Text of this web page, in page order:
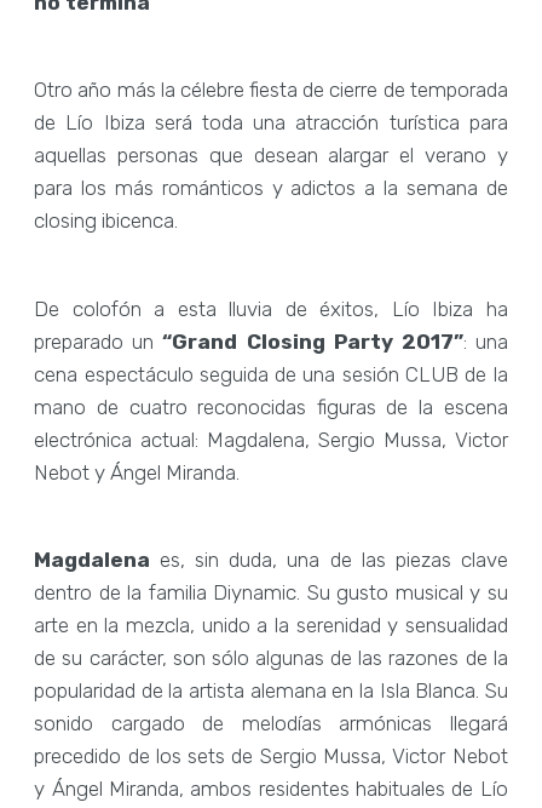
Otro año más la célebre fiesta de cierre de temporada
de Lío Ibiza será toda una atracción turística para
aquellas personas que desean alargar el verano y
para los más románticos y adictos a la semana de
closing ibicenca.
De colofón a esta lluvia de éxitos, Lío Ibiza ha
preparado un“Grand Closing Party 2017”: una
cena espectáculo seguida de una sesión CLUB de la
mano de cuatro reconocidas figuras de la escena
electrónica actual: Magdalena, Sergio Mussa, Victor
Nebot y Ángel Miranda.
Magdalena es, sin duda, una de las piezas clave
dentro de la familia Diynamic. Su gusto musical y su
arte en la mezcla, unido a la serenidad y sensualidad
de su carácter, son sólo algunas de las razones de la
popularidad de la artista alemana en la Isla Blanca. Su
sonido cargado de melodías armónicas llegará
precedido de los sets de Sergio Mussa, Victor Nebot
y Ángel Miranda, ambos residentes habituales de Lío